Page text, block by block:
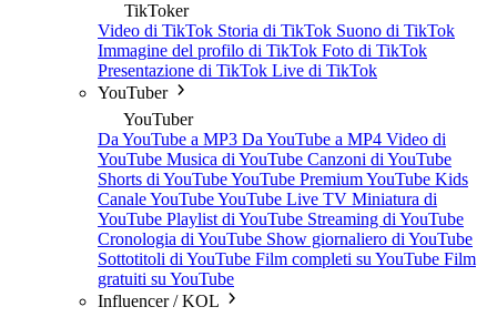
TikToker
Video di TikTok Storia di TikTok Suono di TikTok
Immagine del profilo di TikTok Foto di TikTok
Presentazione di TikTok Live di TikTok
YouTuber
YouTuber
Da YouTube a MP3 Da YouTube a MP4 Video di
YouTube Musica di YouTube Canzoni di YouTube
Shorts di YouTubeYouTube PremiumYouTube Kids
Canale YouTubeYouTube Live TV Miniatura di
YouTube Playlist di YouTube Streaming di YouTube
Cronologia di YouTube Show giornaliero di YouTube
Sottotitoli di YouTube Film completi su YouTube Film
gratuiti su YouTube
Influencer / KOL